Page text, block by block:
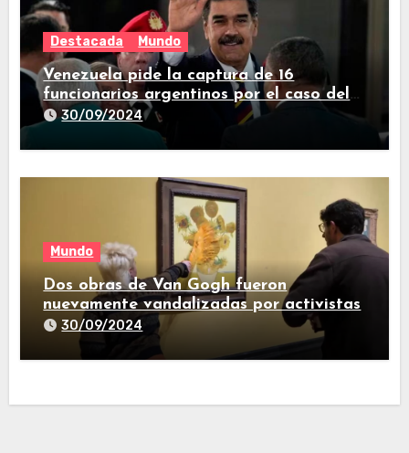
Destacada Mundo
Venezuela pide la captura de 16
funcionarios argentinos por el caso del
avión iraní que estuvo en Buenos Aires
30/09/2024
Mundo
Dos obras de Van Gogh fueron
nuevamente vandalizadas por activistas
30/09/2024